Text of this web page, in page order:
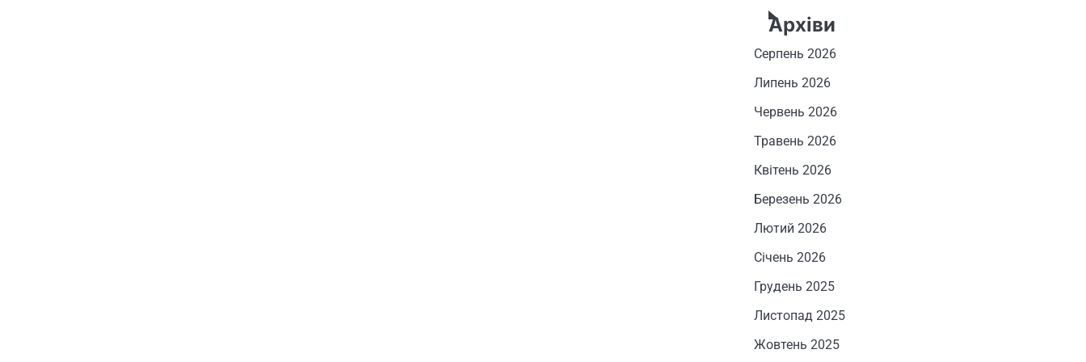
Архіви
Серпень 2026
Липень 2026
Червень 2026
Травень 2026
Квітень 2026
Березень 2026
Лютий 2026
Січень 2026
Грудень 2025
Листопад 2025
Жовтень 2025